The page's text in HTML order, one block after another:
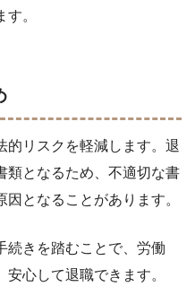
。
的リスクを軽減します。退
類となるため、不適切な書
となることがあります。
続きを踏むことで、労働
心して退職できます。